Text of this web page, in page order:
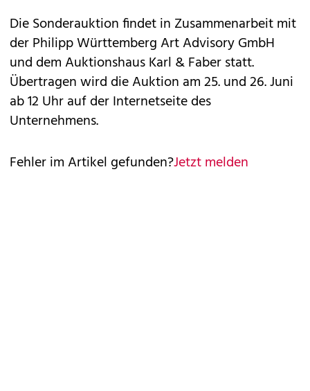
Die Sonderauktion findet in Zusammenarbeit mit
der Philipp Württemberg Art Advisory GmbH
und dem Auktionshaus Karl & Faber statt.
Übertragen wird die Auktion am 25. und 26. Juni
ab 12 Uhr auf derInternetseite des
Unternehmens.
Fehler im Artikel gefunden?Jetzt melden